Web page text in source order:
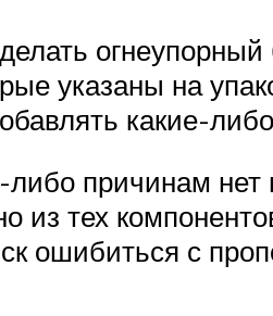
указаны на
какие-
причинам нет
из тех
ошибиться с